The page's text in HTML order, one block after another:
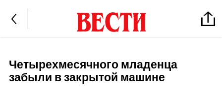
Четырехмесячного младенца
забыли в закрытой машине